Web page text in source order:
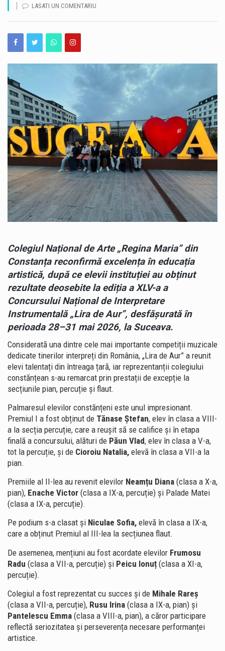
Debitul Dunării la intrarea în țară a ajuns la un nou minim istoric, de 1.400 de metri cubi pe secundă, iar valoarea se va menține în această săptămână. Potrivit prognozei hidrologice actualizate, după o perioadă de staționare până pe 12 august, debitul va începe să crească din 13 august, când este estimat la 1.450 mc/s. Situația hidrologică rămâne dificilă, însă evoluția prognozată oferă câteva zile suplimentare importante pentru gestionarea debitelor extrem de scăzute ale Dunării și pentru menținerea condițiilor necesare funcționării CNE Cernavodă. Nivelul Dunării la Cernavodă a mai scăzut cu 2 centimetri La Cernavodă, nivelul Dunării a scăzut cu…
O nouă creșă de stat a fost inaugurată la Techirghiol, în prezența ministrului Dezvoltării, Lucrărilor Publice și Administrației, Cseke Attila. Unitatea a fost construită prin Programul guvernamental de construire de creșe „Sfânta Ana”, derulat cu finanțarea Ministerului Dezvoltării. Noua creșă pune la dispoziția familiilor din Techirghiol 40 de locuri pentru copii, contribuind la extinderea infrastructurii de educație timpurie din județul Constanța. Potrivit Ministerului Dezvoltării, aceasta este cea de-a treia creșă din județul Constanța realizată prin programul guvernamental „Sfânta Ana”. Unitatea este una modernă și eficientă din punct de vedere energetic, fiind concepută pentru a răspunde nevoilor copiilor și ale familiilor…
În ultima perioadă, pe Autostrada A2 au fost descoperite în mod repetat obiecte metalice confecționate artizanal, ajunse pe partea carosabilă. Acestea pot reprezenta un risc major pentru participanții la trafic, întrucât pot provoca explozii ale anvelopelor, pene de cauciuc și chiar imobilizarea vehiculelor. Echipele Direcției Regionale de Drumuri și Poduri Constanța intervin permanent pentru identificarea și îndepărtarea obiectelor de pe autostradă, astfel încât circulația să se desfășoare în condiții de siguranță. Potrivit reprezentanților DRDP Constanța, în cele mai multe situații, obiectele metalice ajung pe carosabil din cauza încărcăturilor care nu sunt asigurate corespunzător. O situație întâlnită în special în cazul…
LASATI UN COMENTARIU
Colegiul Național de Arte „Regina Maria” din
Constanța reconfirmă excelența în educația
artistică, după ce elevii instituției au obținut
rezultate deosebite la ediția a XLV-a a
Concursului Național de Interpretare
Instrumentală „Lira de Aur”, desfășurată în
perioada 28–31 mai 2026, la Suceava.
Considerată una dintre cele mai importante competiții muzicale
dedicate tinerilor interpreți din România, „Lira de Aur” a reunit
elevi talentați din întreaga țară, iar reprezentanții colegiului
constănțean s-au remarcat prin prestații de excepție la
secțiunile pian, percuție și flaut.
Palmaresul elevilor constănțeni este unul impresionant.
Premiul I a fost obținut de Tănase Ștefan, elev în clasa a VIII-
a la secția percuție, care a reușit să se califice și în etapa
finală a concursului, alături de Păun Vlad, elev în clasa a V-a,
tot la percuție, și de Cioroiu Natalia, elevă în clasa a VII-a la
pian.
Premiile al II-lea au revenit elevilor Neamțu Diana (clasa a X-a,
pian), Enache Victor (clasa a IX-a, percuție) și Palade Matei
(clasa a IX-a, percuție).
Pe podium s-a clasat și Niculae Sofia, elevă în clasa a IX-a,
care a obținut Premiul al III-lea la secțiunea flaut.
De asemenea, mențiuni au fost acordate elevilor Frumosu
Radu (clasa a VII-a, percuție) și Peicu Ionuț (clasa a XI-a,
percuție).
Colegiul a fost reprezentat cu succes și de Mihale Rareș
(clasa a VII-a, percuție), Rusu Irina (clasa a IX-a, pian) și
Pantelescu Emma (clasa a VIII-a, pian), a căror participare
reflectă seriozitatea și perseverența necesare performanței
artistice.